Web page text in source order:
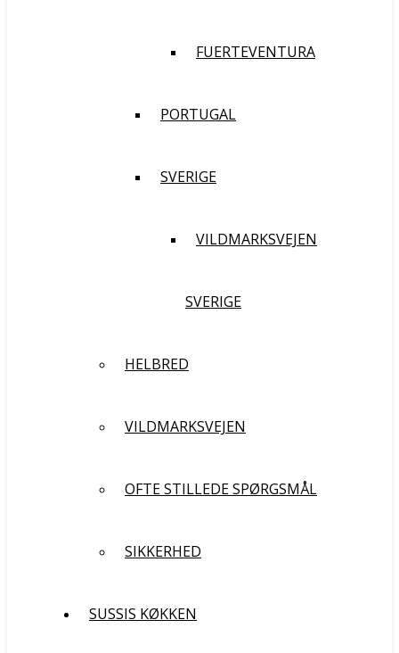
FUERTEVENTURA
PORTUGAL
SVERIGE
VILDMARKSVEJEN
SVERIGE
HELBRED
VILDMARKSVEJEN
OFTE STILLEDE SPØRGSMÅL
SIKKERHED
SUSSIS KØKKEN